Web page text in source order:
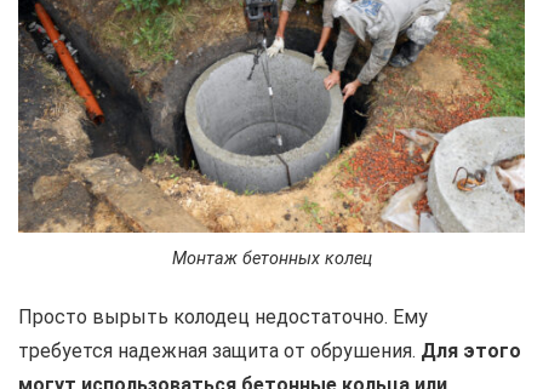
Монтаж бетонных колец
Просто вырыть колодец недостаточно. Ему
требуется надежная защита от обрушения. Для этого